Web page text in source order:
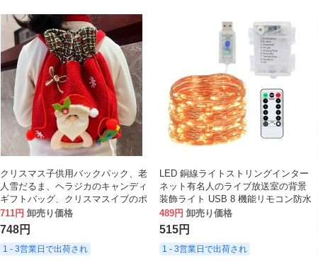
クリスマス子供用バックパック、老
人雪だるま、ヘラジカのキャンディ
ギフトバッグ、クリスマスイブのポ
ータブル巾着アップルバッグ
711円 卸売り価格
748円
1 - 3営業日で出荷され
LED 銅線ライトストリングインター
ネット有名人のライブ放送室の背景
装飾ライト USB 8 機能リモコン防水
カラーライト銅線ランプ
489円 卸売り価格
515円
1 - 3営業日で出荷され